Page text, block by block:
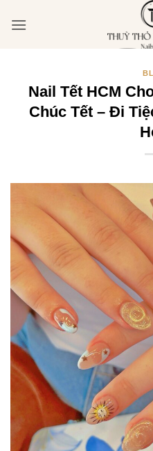
qua
Nail Tết HCM
Chúc Tết – Đi